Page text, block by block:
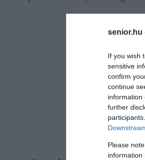
senior.hu
If you wish
sensitive
confirm
continue
information
further
Please
information